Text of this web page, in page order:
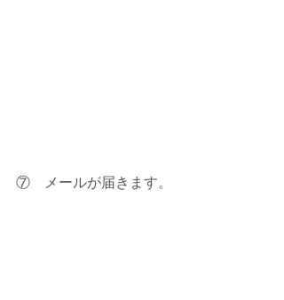
⑦    メールが届きます。